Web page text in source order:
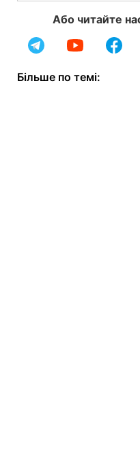
Або читайте
Більше по темі: